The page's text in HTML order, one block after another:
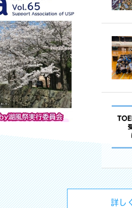
詳し